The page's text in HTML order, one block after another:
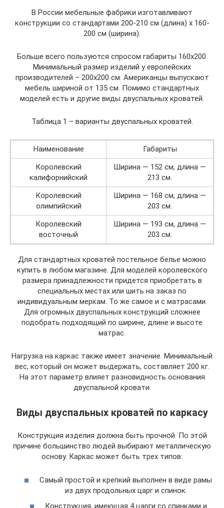
В России мебельные фабрики изготавливают
конструкции со стандартами 200-210 см (длина) х 160-
200 см (ширина).
Больше всего пользуются спросом габариты 160х200.
Минимальный размер изделий у европейских
производителей – 200х200 см. Американцы выпускают
мебель шириной от 135 см. Помимо стандартных
моделей есть и другие виды двуспальных кроватей.
Таблица 1 – варианты двуспальных кроватей.
Наименование
Габариты
Королевский
калифорнийский
Ширина — 152 см, длина —
213 см.
Королевский
олимпийский
Ширина — 168 см, длина —
203 см.
Королевский
восточный
Ширина — 193 см, длина —
203 см.
Для стандартных кроватей постельное белье можно
купить в любом магазине. Для моделей королевского
размера принадлежности придется приобретать в
специальных местах или шить на заказ по
индивидуальным меркам. То же самое и с матрасами.
Для огромных двуспальных конструкций сложнее
подобрать подходящий по ширине, длине и высоте
матрас.
Нагрузка на каркас также имеет значение. Минимальный
вес, который он может выдержать, составляет 200 кг.
На этот параметр влияет разновидность основания
двуспальной кровати.
Виды двуспальных кроватей по каркасу
Конструкция изделия должна быть прочной. По этой
причине большинство людей выбирают металлическую
основу. Каркас может быть трех типов:
Самый простой и крепкий выполнен в виде рамы
из двух продольных царг и спинок.
Конструкция, имеющая 4 царги со спинками и